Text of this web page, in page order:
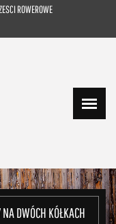
ROWEROWE
DWÓCH KÓŁKACH